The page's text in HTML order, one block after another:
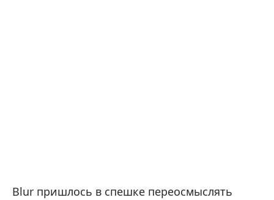
Blur пришлось в спешке переосмыслять